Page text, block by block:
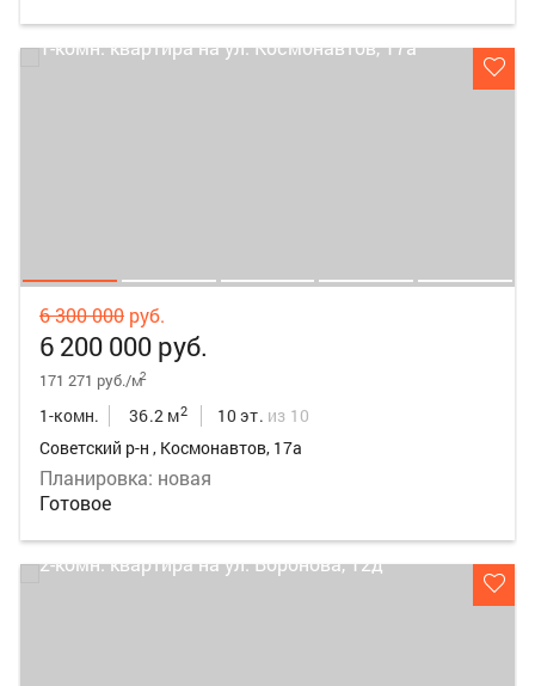
6 300 000 руб.
6 200 000 руб.
171 271 руб./м2
1-комн. 36.2 м2 10 эт. из 10
Советский р-н , Космонавтов, 17а
Планировка: новая
Готовое